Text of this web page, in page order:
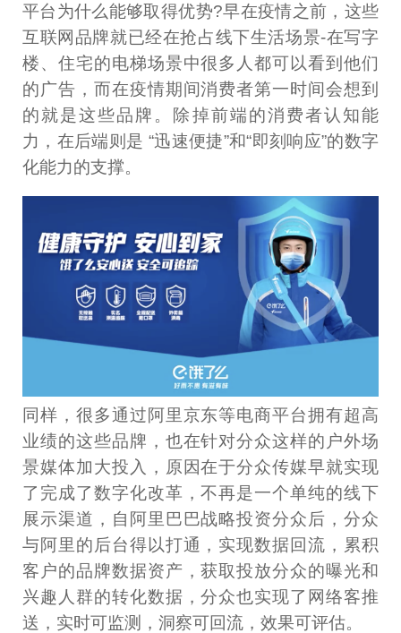
平台为什么能够取得优势?早在疫情之前，这些
互联网品牌就已经在抢占线下生活场景-在写字
楼、住宅的电梯场景中很多人都可以看到他们
的广告，而在疫情期间消费者第一时间会想到
的就是这些品牌。除掉前端的消费者认知能
力，在后端则是 “迅速便捷”和“即刻响应”的数字
化能力的支撑。
同样，很多通过阿里京东等电商平台拥有超高
业绩的这些品牌，也在针对分众这样的户外场
景媒体加大投入，原因在于分众传媒早就实现
了完成了数字化改革，不再是一个单纯的线下
展示渠道，自阿里巴巴战略投资分众后，分众
与阿里的后台得以打通，实现数据回流，累积
客户的品牌数据资产，获取投放分众的曝光和
兴趣人群的转化数据，分众也实现了网络客推
送，实时可监测，洞察可回流，效果可评估。